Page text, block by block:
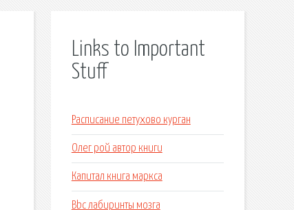
Links to Important
Stuff
Расписание петухово курган
Олег рой автор книги
Капитал книга маркса
Bbc лабиринты мозга